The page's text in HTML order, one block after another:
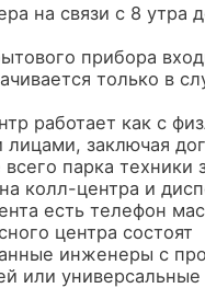
на связи с 8 утра
прибора
только в
работает как с
заключая
парка техники
колл-центра и
есть телефон
центра состоят
инженеры с
или